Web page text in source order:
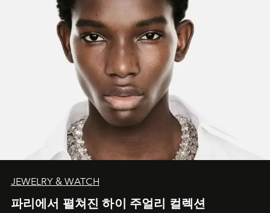
JEWELRY & WATCH
파리에서 펼쳐진 하이 주얼리 컬렉션